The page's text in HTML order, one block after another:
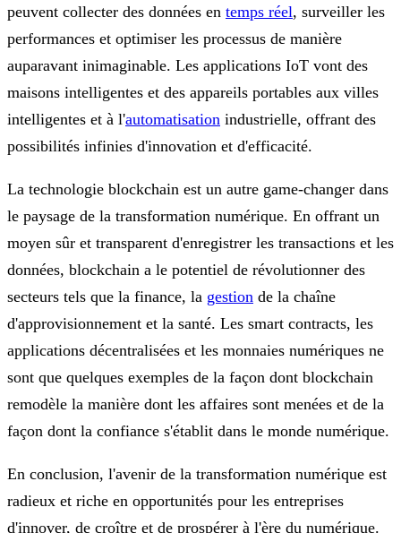
peuvent collecter des données en temps réel, surveiller les
performances et optimiser les processus de manière
auparavant inimaginable. Les applications IoT vont des
maisons intelligentes et des appareils portables aux villes
intelligentes et à l'automatisation industrielle, offrant des
possibilités infinies d'innovation et d'efficacité.
La technologie blockchain est un autre game-changer dans
le paysage de la transformation numérique. En offrant un
moyen sûr et transparent d'enregistrer les transactions et les
données, blockchain a le potentiel de révolutionner des
secteurs tels que la finance, la gestion de la chaîne
d'approvisionnement et la santé. Les smart contracts, les
applications décentralisées et les monnaies numériques ne
sont que quelques exemples de la façon dont blockchain
remodèle la manière dont les affaires sont menées et de la
façon dont la confiance s'établit dans le monde numérique.
En conclusion, l'avenir de la transformation numérique est
radieux et riche en opportunités pour les entreprises
d'innover, de croître et de prospérer à l'ère du numérique.